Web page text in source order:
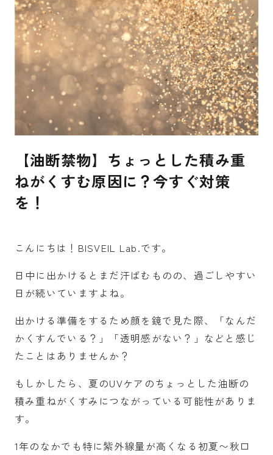
【油断禁物】ちょっとした積み重
ねがくすむ原因に？今すぐ対策
を！
こんにちは！BISVEIL Lab.です。
日中に出かけるとまだ汗ばむものの、過ごしやすい
日が続いていますよね。
出かける準備をするため顔を鏡で見た際、「なんだ
かくすんでいる？」「透明感がない？」などと感じ
たことはありませんか？
もしかしたら、夏のUVケアのちょっとした油断の
積み重ねがくすみにつながっている可能性がありま
す。
1年のなかでも特に紫外線量が高くなる初夏〜秋口